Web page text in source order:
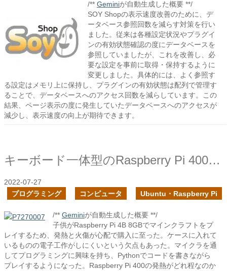
/** Geminiが自動生成した概要 **/
SOY Shopの表示速度改善のために、デ
ータベース参照回数を減らす対策を行い
ました。従来は各種設定状況やプラグイ
ンの有効状態確認の度にデータベースを
参照していましたが、これを改善し、必
要な設定を事前に取得・保持するように
変更しました。具体的には、よく参照す
る設定はメモリ上に保持し、プラグインの有効状態は配列で管理す
ることで、データベースへのアクセス回数を減らしています。この
結果、ページ表示の度に発生していたデータベースへのアクセスが
減少し、表示速度の向上が期待できます。
キーボード一体型のRaspberry Pi 400を購入した
2022-07-27
プログラミング
コンピュータ Ubuntu・Raspberry Pi
/** Geminiが自動生成した概要 **/
子供がRaspberry Pi 4B 8GBでマインクラフトをプ
レイするため、発熱と火傷が心配で購入に至った。ケースに入れて
いるものの電子工作がしにくいという欠点もあった。マイクラを通
してプログラミングに興味を持ち、Pythonでコードを書きながら
プレイするようになった。Raspberry Pi 400の発熱がどれ程なのか